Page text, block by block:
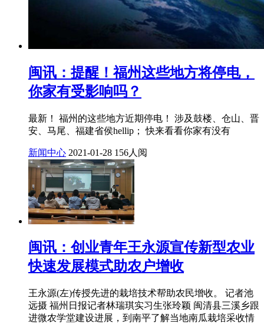
闽讯：提醒！福州这些地方将停电，
你家有受影响吗？
最新！ 福州的这些地方近期停电！ 涉及鼓楼、仓山、晋
安、马尾、福建省侯hellip； 快来看看你家有没有
新闻中心 2021-01-28 156人阅
闽讯：创业青年王永源宣传新型农业
快速发展模式助农户增收
王永源(左)传授先进的栽培技术帮助农民增收。 记者池
远摄 福州日报记者林瑞琪实习生张玲颖 闽清县三溪乡跟
进微农学堂建设进展，到南平了解当地南瓜栽培采收情